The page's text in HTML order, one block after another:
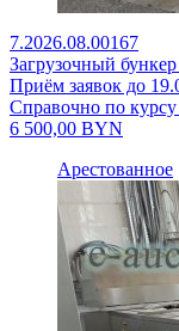
7.2026.08.00167
Загрузочный
Приём заявок до
Справочно по
6 500,00 BYN
Арестованное